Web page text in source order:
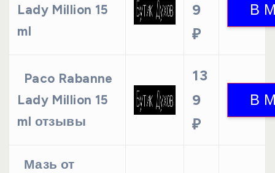
Lady Million 15
ml
9
₽
Paco Rabanne
Lady Million 15
ml отзывы
13
9
₽
Мазь от